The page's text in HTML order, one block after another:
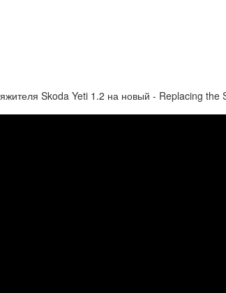
Skoda Yeti 1.2 на новый - Replacing the